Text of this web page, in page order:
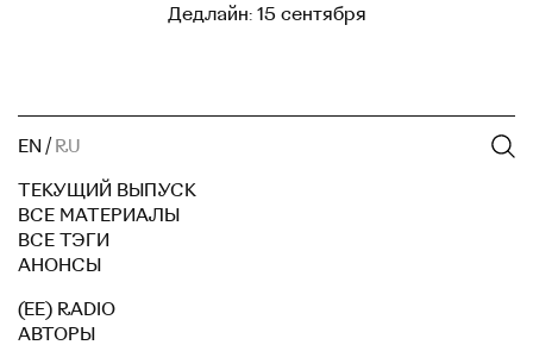
Дедлайн: 15 сентября
EN / RU
ТЕКУЩИЙ ВЫПУСК
ВСЕ МАТЕРИАЛЫ
ВСЕ ТЭГИ
АНОНСЫ
(EE) RADIO
АВТОРЫ